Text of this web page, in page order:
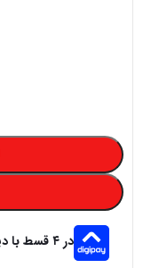
در ۴ قسط با دیجی‌پی